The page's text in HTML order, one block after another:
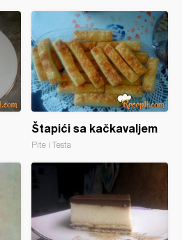
Štapići sa kačkavaljem
Pite i Testa